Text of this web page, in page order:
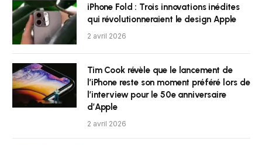
iPhone Fold : Trois innovations inédites
qui révolutionneraient le design Apple
2 avril 2026
Tim Cook révèle que le lancement de
l’iPhone reste son moment préféré lors de
l’interview pour le 50e anniversaire
d’Apple
2 avril 2026